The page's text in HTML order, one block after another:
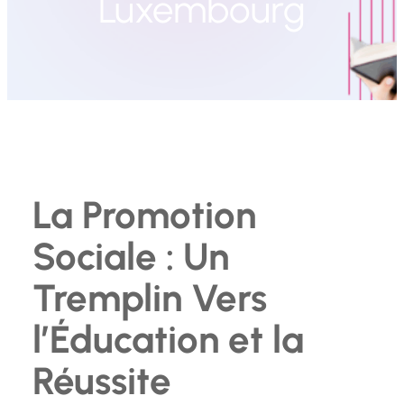
La Promotion
Sociale : Un
Tremplin Vers
l’Éducation et la
Réussite